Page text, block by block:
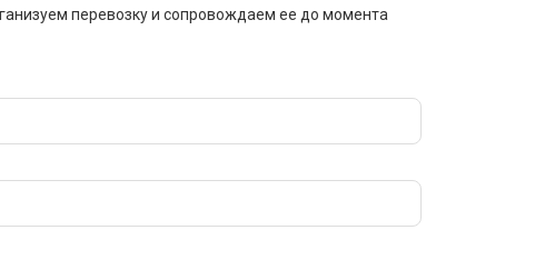
перевозку и сопровождаем ее до момента